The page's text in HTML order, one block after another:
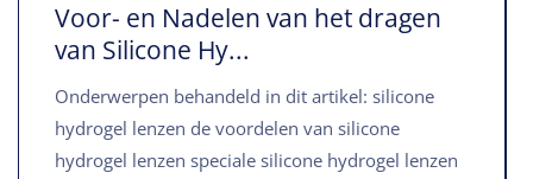
Voor- en Nadelen van het dragen
van Silicone Hy...
Onderwerpen behandeld in dit artikel: silicone
hydrogel lenzen de voordelen van silicone
hydrogel lenzen speciale silicone hydrogel lenzen